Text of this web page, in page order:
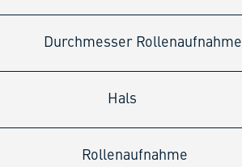
Durchmesser Rollenaufnahme
Hals
Rollenaufnahme